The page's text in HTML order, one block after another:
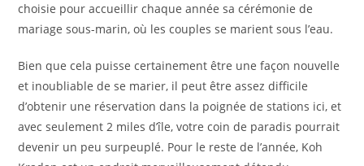
choisie pour accueillir chaque année sa cérémonie de
mariage sous-marin, où les couples se marient sous l’eau.
Bien que cela puisse certainement être une façon nouvelle
et inoubliable de se marier, il peut être assez difficile
d’obtenir une réservation dans la poignée de stations ici, et
avec seulement 2 miles d’île, votre coin de paradis pourrait
devenir un peu surpeuplé. Pour le reste de l’année, Koh